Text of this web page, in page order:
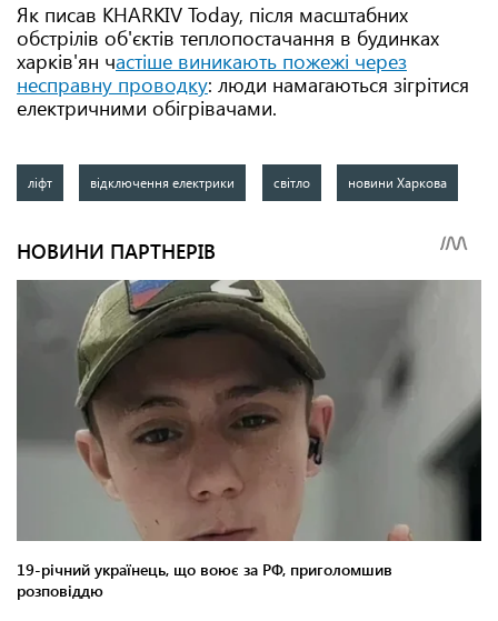
Як писав KHARKIV Today, після масштабних
обстрілів об'єктів теплопостачання в будинках
харків'ян частіше виникають пожежі через
несправну проводку: люди намагаються зігрітися
електричними обігрівачами.
ліфт відключення електрики світло новини Харкова